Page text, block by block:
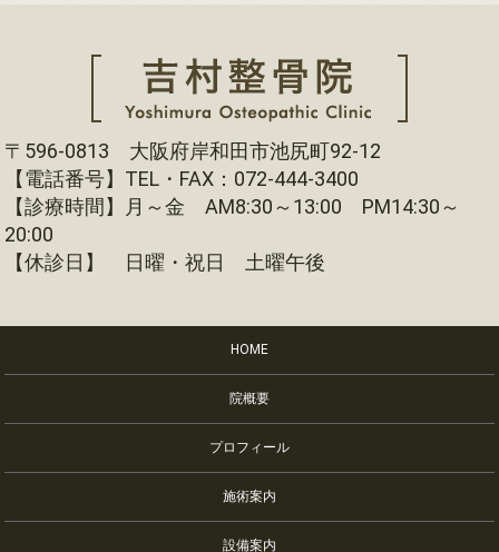
〒596-0813 大阪府岸和田市池尻町92-12
【電話番号】TEL・FAX：072-444-3400
【診療時間】月～金 AM8:30～13:00 PM14:30～
20:00
【休診日】 日曜・祝日 土曜午後
HOME
院概要
プロフィール
施術案内
設備案内